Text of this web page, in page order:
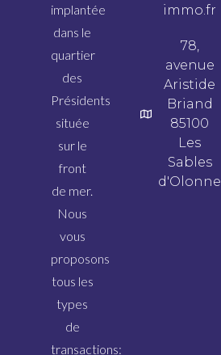
implantée
dans le
quartier
des
Présidents
située
sur le
front
de mer.
Nous
vous
proposons
tous les
types
de
transactions:
immo.fr
78,
avenue
Aristide
Briand
85100
Les
Sables
d'Olonne